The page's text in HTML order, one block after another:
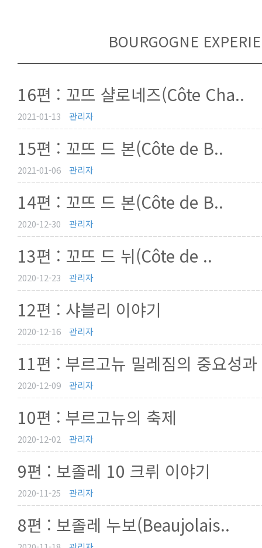
BOURGOGNE
16편 : 꼬뜨 샬로네즈(Côte Cha..
2021-01-13 관리자
15편 : 꼬뜨 드 본(Côte de B..
2021-01-06 관리자
14편 : 꼬뜨 드 본(Côte de B..
2020-12-30 관리자
13편 : 꼬뜨 드 뉘(Côte de ..
2020-12-23 관리자
12편 : 샤블리 이야기
2020-12-16 관리자
11편 : 부르고뉴 밀레짐의 중요성
2020-12-09 관리자
10편 : 부르고뉴의 축제
2020-12-02 관리자
9편 : 보졸레 10 크뤼 이야기
2020-11-25 관리자
8편 : 보졸레 누보(Beaujolais..